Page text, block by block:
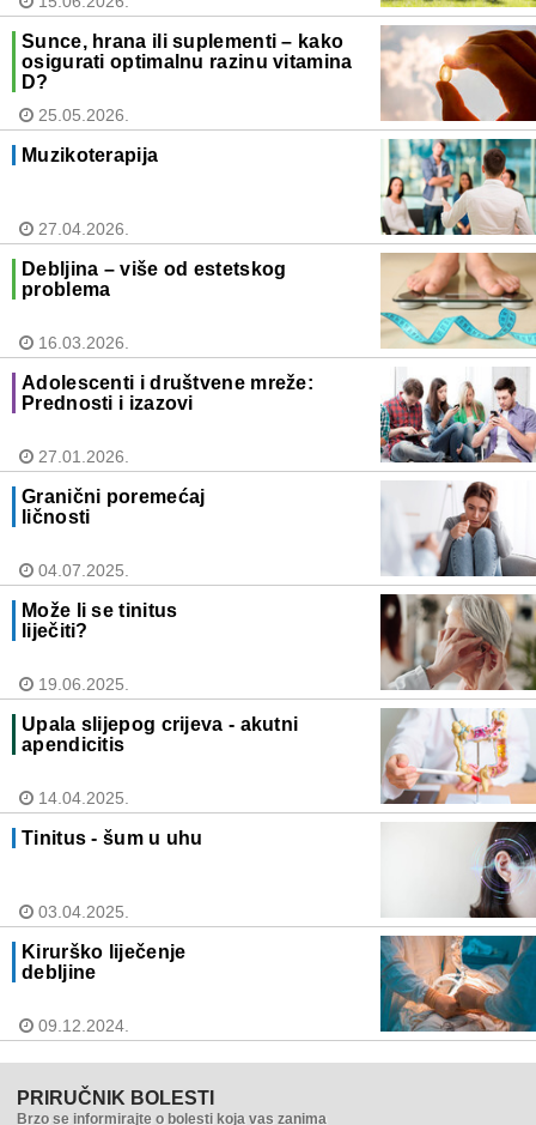
Sunce, hrana ili suplementi – kako
osigurati optimalnu razinu vitamina
D?
25.05.2026.
Muzikoterapija
27.04.2026.
Debljina – više od estetskog
problema
16.03.2026.
Adolescenti i društvene mreže:
Prednosti i izazovi
27.01.2026.
Granični poremećaj
ličnosti
04.07.2025.
Može li se tinitus
liječiti?
19.06.2025.
Upala slijepog crijeva - akutni
apendicitis
14.04.2025.
Tinitus - šum u uhu
03.04.2025.
Kirurško liječenje
debljine
09.12.2024.
PRIRUČNIK BOLESTI
Brzo se informirajte o bolesti koja vas zanima